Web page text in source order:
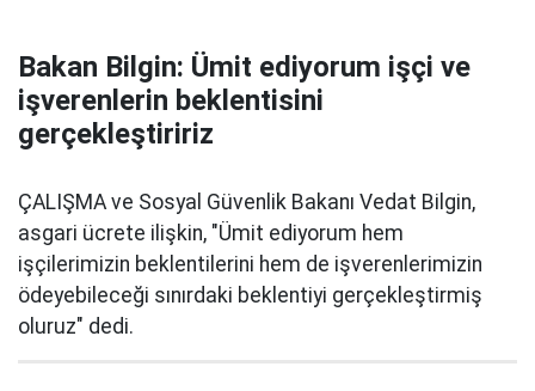
Bakan Bilgin: Ümit ediyorum işçi ve
işverenlerin beklentisini
gerçekleştiririz
ÇALIŞMA ve Sosyal Güvenlik Bakanı Vedat Bilgin,
asgari ücrete ilişkin, "Ümit ediyorum hem
işçilerimizin beklentilerini hem de işverenlerimizin
ödeyebileceği sınırdaki beklentiyi gerçekleştirmiş
oluruz" dedi.